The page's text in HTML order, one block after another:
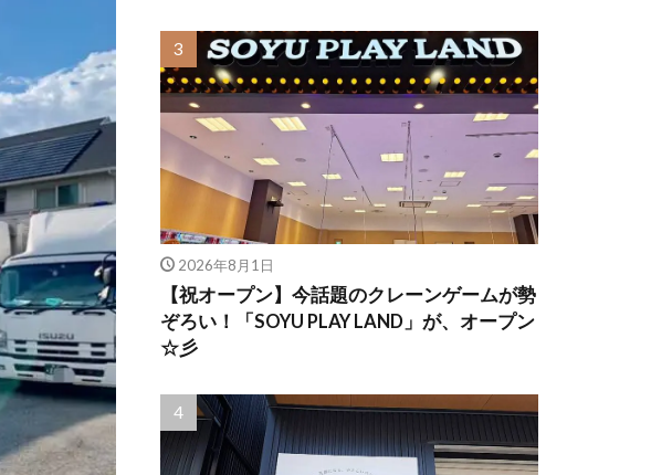
2026年8月1日
【祝オープン】今話題のクレーンゲームが勢
ぞろい！「SOYU PLAY LAND」が、オープン
☆彡